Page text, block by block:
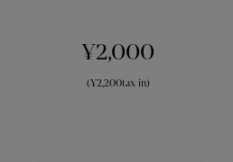
¥2,000
(¥2,200tax in)